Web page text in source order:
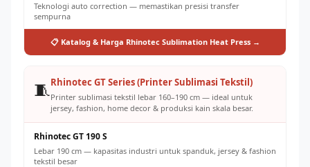
Teknologi auto correction — memastikan presisi transfer
sempurna
📋 Katalog & Harga Rhinotec Sublimation Heat Press →
🧵Rhinotec GT Series (Printer Sublimasi Tekstil)
Printer sublimasi tekstil lebar 160–190 cm — ideal untuk
jersey, fashion, home decor & produksi kain skala besar.
Rhinotec GT 190 S
Lebar 190 cm — kapasitas industri untuk spanduk, jersey & fashion
tekstil besar